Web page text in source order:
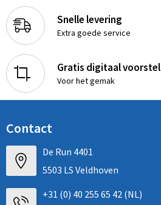
Snelle levering
Extra goede service
Gratis digitaal voorstel
Voor het gemak
Contact
De Run 4401
5503 LS Veldhoven
+31 (0) 40 255 65 42 (NL)